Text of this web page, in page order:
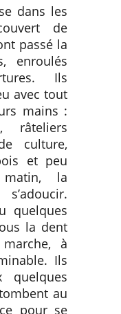
dans les
de
passé la
enroulés
Ils
avec tout
mains :
râteliers
culture,
et peu
la
quelques
la dent
à
Ils
quelques
au
pour se